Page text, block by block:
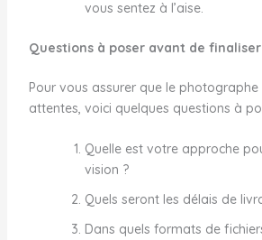
vous sentez à l’aise.
Questions à poser avant de
Pour vous assurer que le
attentes, voici quelques questions à
Quelle est votre approche
vision ?
Quels seront les délais de
Dans quels formats de